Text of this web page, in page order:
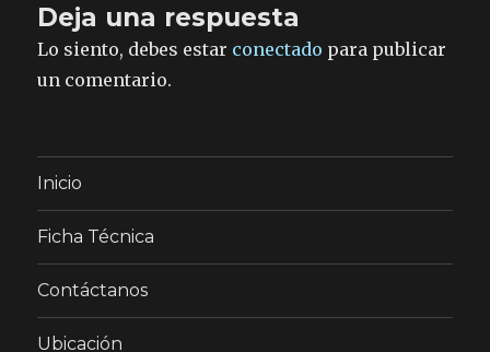
Deja una respuesta
Lo siento, debes estar conectado para publicar
un comentario.
Inicio
Ficha Técnica
Contáctanos
Ubicación